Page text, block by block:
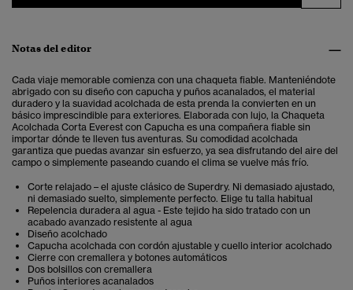
Notas del editor
Cada viaje memorable comienza con una chaqueta fiable. Manteniéndote
abrigado con su diseño con capucha y puños acanalados, el material
duradero y la suavidad acolchada de esta prenda la convierten en un
básico imprescindible para exteriores. Elaborada con lujo, la Chaqueta
Acolchada Corta Everest con Capucha es una compañera fiable sin
importar dónde te lleven tus aventuras. Su comodidad acolchada
garantiza que puedas avanzar sin esfuerzo, ya sea disfrutando del aire del
campo o simplemente paseando cuando el clima se vuelve más frío.
Corte relajado – el ajuste clásico de Superdry. Ni demasiado ajustado,
ni demasiado suelto, simplemente perfecto. Elige tu talla habitual
Repelencia duradera al agua - Este tejido ha sido tratado con un
acabado avanzado resistente al agua
Diseño acolchado
Capucha acolchada con cordón ajustable y cuello interior acolchado
Cierre con cremallera y botones automáticos
Dos bolsillos con cremallera
Puños interiores acanalados